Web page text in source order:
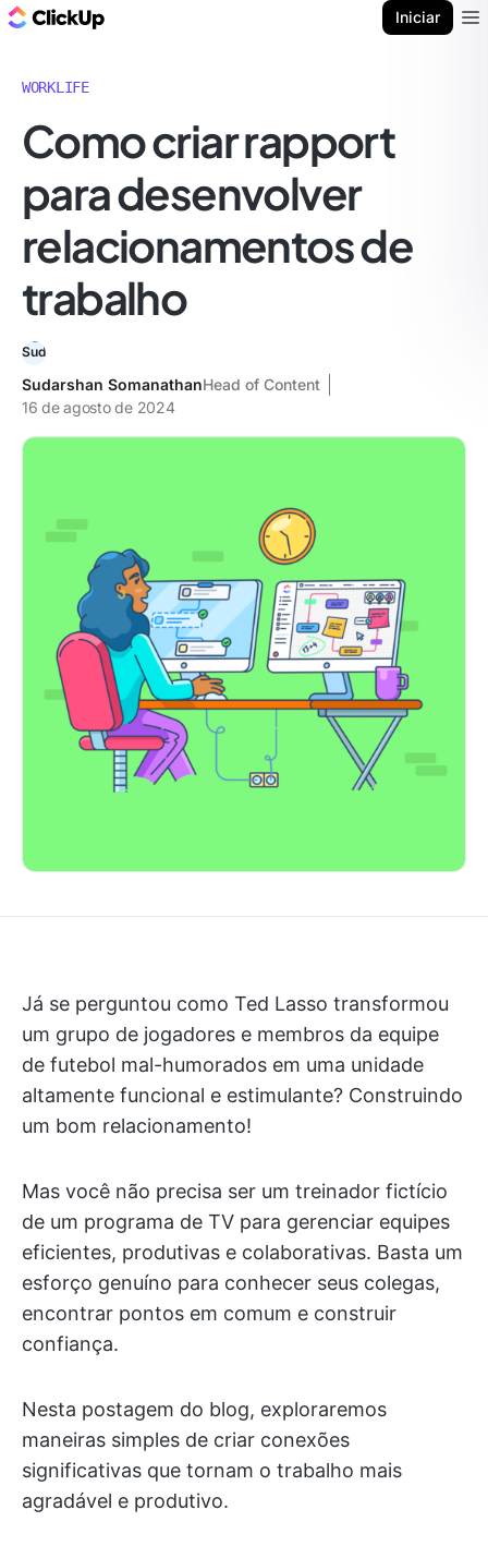
Iniciar
WORKLIFE
Como criar rapport
para desenvolver
relacionamentos de
trabalho
Sudarshan SomanathanHead of Content
16 de agosto de 2024
Já se perguntou como Ted Lasso transformou
um grupo de jogadores e membros da equipe
de futebol mal-humorados em uma unidade
altamente funcional e estimulante? Construindo
um bom relacionamento!
Mas você não precisa ser um treinador fictício
de um programa de TV para gerenciar equipes
eficientes, produtivas e colaborativas. Basta um
esforço genuíno para conhecer seus colegas,
encontrar pontos em comum e construir
confiança.
Nesta postagem do blog, exploraremos
maneiras simples de criar conexões
significativas que tornam o trabalho mais
agradável e produtivo.